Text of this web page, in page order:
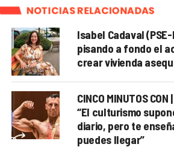
NOTICIAS RELACIONADAS
Isabel Cadaval
pisando a fondo el
crear vivienda
CINCO MINUTOS
“El culturismo
diario, pero te
puedes llegar”